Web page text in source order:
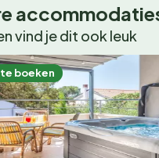
vind je dit ook leuk
boeken